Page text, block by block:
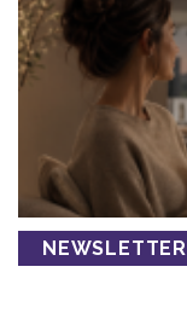
NEWSLETTER